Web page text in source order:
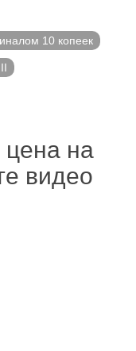
10 копеек
цена на
видео